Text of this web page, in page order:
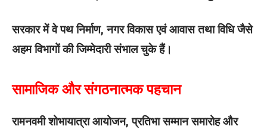
सरकार में वे पथ निर्माण, नगर विकास एवं आवास तथा विधि जैसे
अहम विभागों की जिम्मेदारी संभाल चुके हैं।
सामाजिक और संगठनात्मक पहचान
रामनवमी शोभायात्रा आयोजन, प्रतिभा सम्मान समारोह और